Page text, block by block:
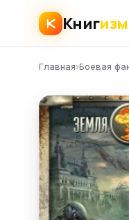
Книгизм
Главная›Боевая